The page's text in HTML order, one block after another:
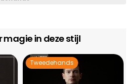
magie in deze stijl
Tweedehands